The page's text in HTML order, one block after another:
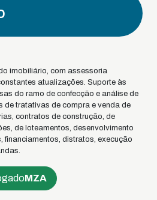
imobiliário, com assessoria
atualizações. Suporte às
do ramo de confecção e análise de
de tratativas de compra e venda de
contratos de construção, de
de loteamentos, desenvolvimento
financiamentos, distratos, execução
MZA